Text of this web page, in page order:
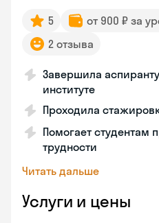
5 от 900 ₽ за
2 отзыва
Завершила
институте
Проходила
Помогает студентам
трудности
Читать дальше
Услуги и цены